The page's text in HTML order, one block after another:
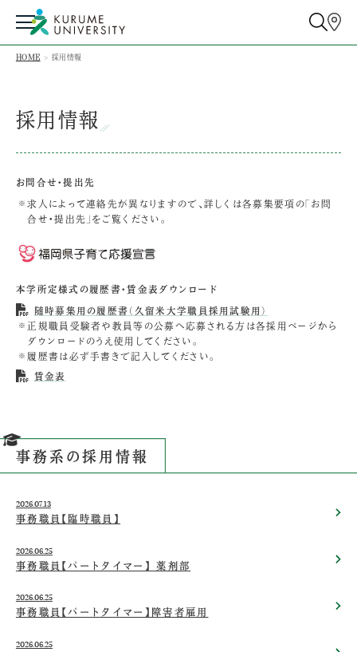
HOME 採用情報
採用情報
お問合せ・提出先
求人によって連絡先が異なりますので、詳しくは各募集要項の「お問
合せ・提出先」をご覧ください。
本学所定様式の履歴書・賃金表ダウンロード
随時募集用の履歴書（久留米大学職員採用試験用）
正規職員受験者や教員等の公募へ応募される方は各採用ページから
ダウンロードのうえ使用してください。
履歴書は必ず手書きで記入してください。
賃金表
事務系の採用情報
2026.07.13
事務職員【臨時職員】
2026.06.25
事務職員【パートタイマー】 薬剤部
2026.06.25
事務職員【パートタイマー】障害者雇用
2026.06.25